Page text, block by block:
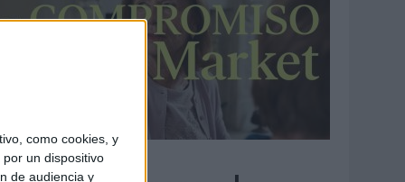
como cookies, y
un dispositivo
de audiencia y